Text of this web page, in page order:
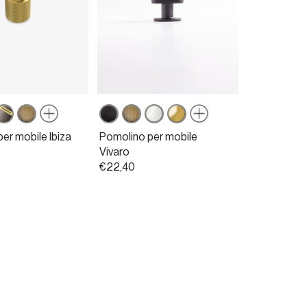
Bronzo
opaco
mobile Ibiza
Nero
opaco
Bronzo
opaco
Nichel
lucido
Ottone
lucido
Pomolino per mobile
Vivaro
€22,40